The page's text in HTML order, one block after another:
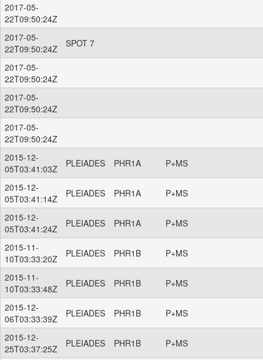
2017-05-
22T09:50:24Z
2017-05-
22T09:50:24Z
SPOT 7
2017-05-
22T09:50:24Z
2017-05-
22T09:50:24Z
2017-05-
22T09:50:24Z
2015-12-
05T03:41:03Z
PLEIADES PHR1A P+MS
2015-12-
05T03:41:14Z
PLEIADES PHR1A P+MS
2015-12-
05T03:41:24Z
PLEIADES PHR1A P+MS
2015-11-
10T03:33:20Z
PLEIADES PHR1B P+MS
2015-11-
10T03:33:48Z
PLEIADES PHR1B P+MS
2015-12-
06T03:33:39Z
PLEIADES PHR1B P+MS
2015-12-
25T03:37:25Z
PLEIADES PHR1B P+MS